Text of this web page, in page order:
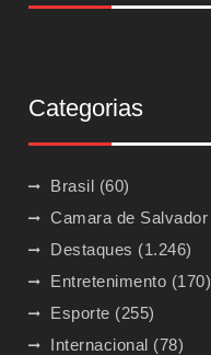
Categorias
Brasil (60)
Camara de Salvador
Destaques (1.246)
Entretenimento (170)
Esporte (255)
Internacional (78)